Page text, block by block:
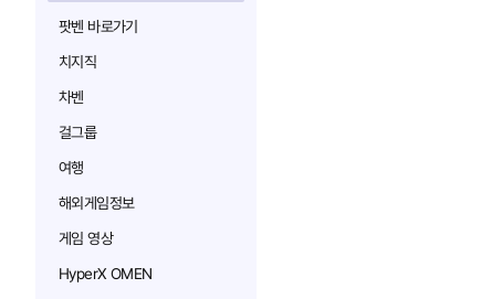
팟벤 바로가기
치지직
차벤
걸그룹
여행
해외게임정보
게임 영상
HyperX OMEN